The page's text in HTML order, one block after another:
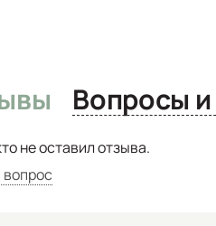
не оставил отзыва.